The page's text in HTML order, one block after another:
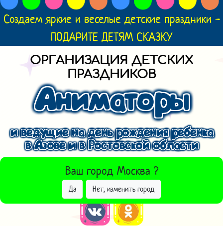
Создаем яркие и веселые детские праздники -
ПОДАРИТЕ ДЕТЯМ СКАЗКУ
ОРГАНИЗАЦИЯ ДЕТСКИХ
ПРАЗДНИКОВ
Аниматоры
и ведущие на день рождения ребенка
в Азове и в Ростовской области
Ваш город Москва ?
Да Нет, изменить город
ВЫБРАТЬ ДРУГОЙ ГОРОД